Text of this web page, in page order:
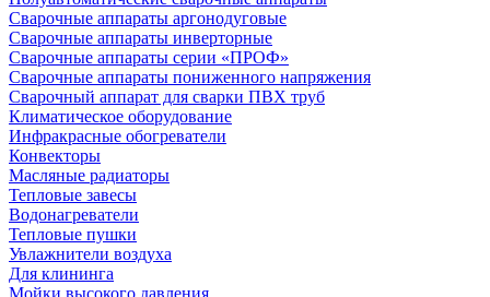
Сварочные аппараты аргонодуговые
Сварочные аппараты инверторные
Сварочные аппараты серии «ПРОФ»
Сварочные аппараты пониженного напряжения
Сварочный аппарат для сварки ПВХ труб
Климатическое оборудование
Инфракрасные обогреватели
Конвекторы
Масляные радиаторы
Тепловые завесы
Водонагреватели
Тепловые пушки
Увлажнители воздуха
Для клининга
Мойки высокого давления